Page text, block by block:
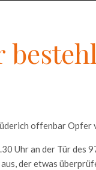
offenbar
Uhr an der Tür des
der etwas